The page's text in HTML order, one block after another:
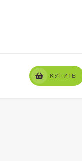
КУПИТЬ